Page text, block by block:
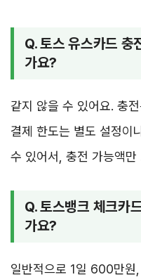
Q. 토스 유스카드 충
가요?
같지 않을 수 있어요. 충
결제 한도는 별도 설정이
수 있어서, 충전 가능액
Q. 토스뱅크 체크카
가요?
일반적으로 1일 600만